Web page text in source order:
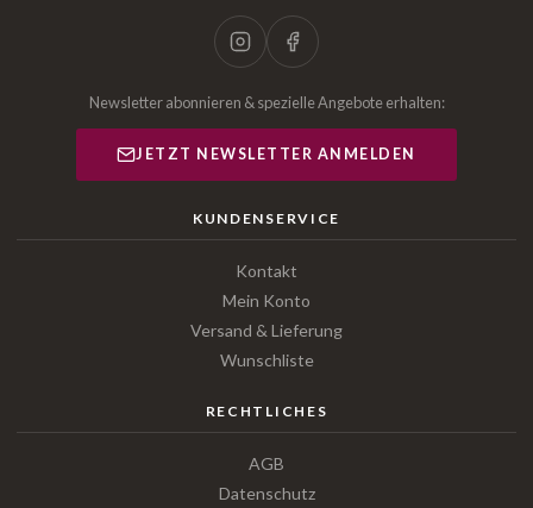
Newsletter abonnieren & spezielle Angebote erhalten:
JETZT NEWSLETTER ANMELDEN
KUNDENSERVICE
Kontakt
Mein Konto
Versand & Lieferung
Wunschliste
RECHTLICHES
AGB
Datenschutz